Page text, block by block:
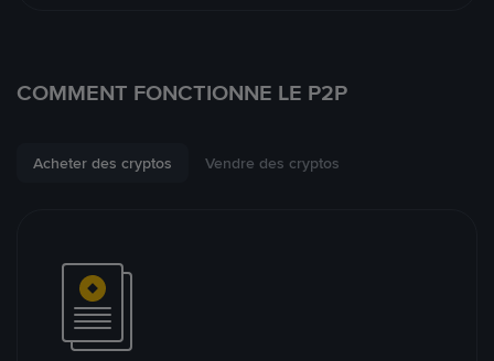
COMMENT FONCTIONNE LE P2P
Acheter des cryptos Vendre des cryptos